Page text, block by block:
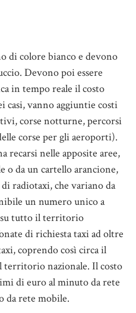
di colore bianco e devono
Devono poi essere
in tempo reale il costo
casi, vanno aggiuntie costi
corse notturne, percorsi
corse per gli aeroporti).
recarsi nelle apposite aree,
o da un cartello arancione,
radiotaxi, che variano da
un numero unico a
su tutto il territorio
di richiesta taxi ad oltre
coprendo così circa il
territorio nazionale. Il costo
di euro al minuto da rete
da rete mobile.